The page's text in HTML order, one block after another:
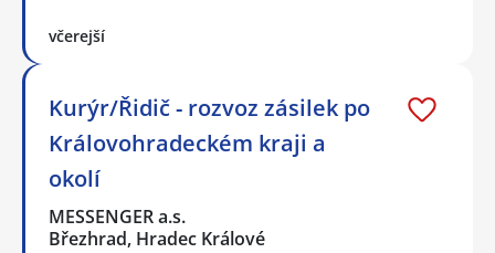
včerejší
Kurýr/Řidič - rozvoz zásilek po
Královohradeckém kraji a
okolí
MESSENGER a.s.
Březhrad, Hradec Králové